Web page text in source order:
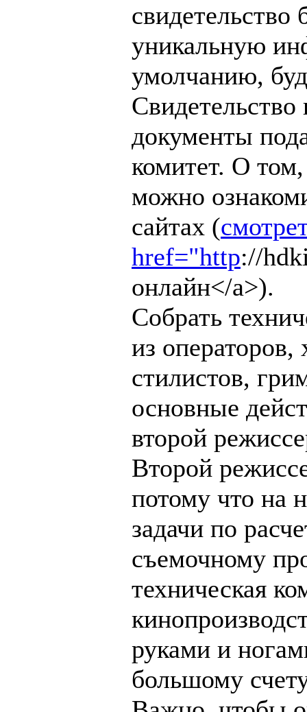
свидетельство
уникальную
умолчанию,
документы
комитет. О
можно
сайтах (
href="http://
онлайн</a>).
Собрать
из операторов,
стилистов,
основные
второй
Второй
потому что на
задачи по
съемочному
техническая
руками и
большому